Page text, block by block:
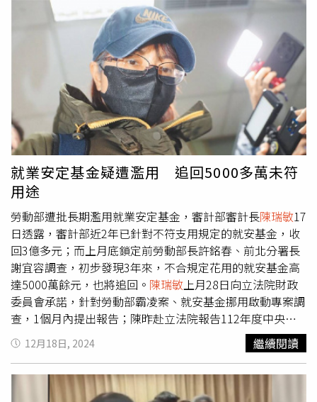
5千萬不當使用，將要求勞動部繳回，在野立委也強烈要求
先擱置就安基金審查，為了避免爭議擴大，反而導致勞動部
公務預算也無法審查，黃秀芳同意勞動部相關基金擇期再
審。今日僅審查勞動部公務預算、財團法人職業災害預防及
重建中心114年度預算書案。
前搭帳棚守夜，部分立委也在輪值時開起現場直播，不少民
眾留言力挺支持，但也有反對民眾留言罵藍委就是怕罷免。
今天清晨輪值的立委陳玉珍就在輪班時，大談政府各種基金
是如何被濫用，與在同一時段輪班的立委陳菁徽搭配，直播
效果不輸一般名嘴開播，幾乎沒冷場。審計長陳瑞敏昨日在
立院答詢時指，審計部已經加派人手查核勞動部就安基金，
初步已經發現未符合基金用途的有將近5000多萬元，會幫
忙收回，採購異常的會移送檢調，未盡職責的會移送監察
院，濫用的錢一定會要求勞動部繳回。陳菁徽就對審計長說
法好奇，質問被濫用的5000多萬就安基金，勞動部未來要
如何繳回呢？這些錢都用掉了，難道要拿勞動部未來的預算
去繳回，這些預算不也是納稅人的血汗錢？還是要前勞動部
長許銘春自掏腰包補給國庫？這件事全民都應該要持續關注
下去。陳還透露，就安基金被爆挪用買咖啡豆、花錢都花到
與勞工事務無關後，勞長洪申翰曾努力向立委遊說，指使用
程序都合法，洪凹了半天，強調都依照正常程序申請動支，
例如，買咖啡豆是因為部分就業安定機構「沒咖啡可喝」，
因此才用就安基金買咖啡豆，問題是，前往就業安定機構辦
業務的民眾真的都有喝到這些咖啡嗎，買咖啡豆真的與勞工
就業有關嗎。陳玉珍則補充，就安基金有一筆2800多萬的
經費用於「整修餐廳外牆」，她想知道，這筆錢究竟用在整
修哪間餐廳的外牆，什麼外牆整修需要用到就安基金快
3000萬元，有網友留言該餐廳已經沒有使用，所以是把餐
就業安定基金疑遭濫用 追回5000多萬未符
用途
勞動部遭批長期濫用就業安定基金，審計部審計長陳瑞敏17
日透露，審計部近2年已針對不符支用規定的就安基金，收
回3億多元；而上月底鎖定前勞動部長許銘春、前北分署長
謝宜容調查，初步發現3年來，不合規定花用的就安基金高
達5000萬餘元，也將追回。 陳瑞敏上月28日向立法院財政
委員會承諾，針對勞動部霸凌案、就安基金挪用啟動專案調
查，1個月內提出報告；陳昨赴立法院報告112年度中央政
府總決算審核結果，朝野立委再度聚焦就安基金議題。陳瑞
敏 表示，審計部過去2年已收回不符規定的就安基金3億多
元，而霸凌案後各界關心許銘春、謝宜容任內就安基金使用
狀況，初步調查，至今發現未符用途有5000多萬元，之後
12月18日, 2024 繼續閱讀